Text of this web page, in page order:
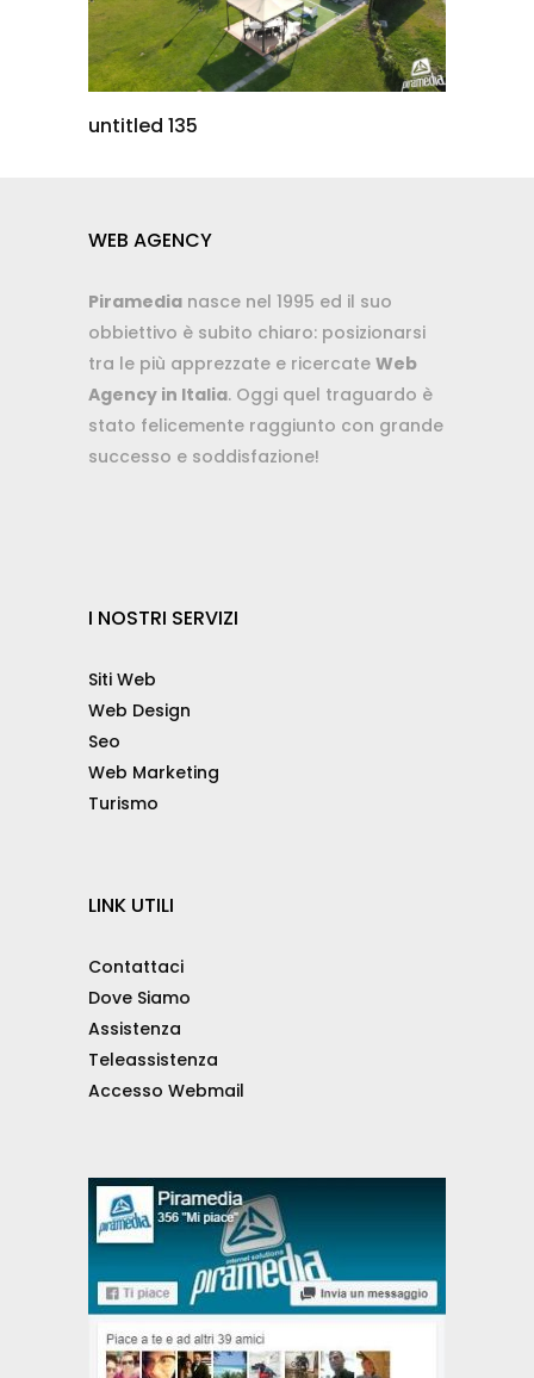
untitled 135
WEB AGENCY
Piramedia nasce nel 1995 ed il suo
obbiettivo è subito chiaro: posizionarsi
tra le più apprezzate e ricercate Web
Agency in Italia. Oggi quel traguardo è
stato felicemente raggiunto con grande
successo e soddisfazione!
I NOSTRI SERVIZI
Siti Web
Web Design
Seo
Web Marketing
Turismo
LINK UTILI
Contattaci
Dove Siamo
Assistenza
Teleassistenza
Accesso Webmail